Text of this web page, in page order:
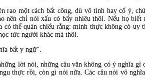
một cách bất công, dù vô tình hay cố ý,
nên chỉ nói xấu có bấy nhiêu thôi. Nếu họ
thể quán chiếu rằng: mình thực không có
tức người khác mà thôi.
bất y ngữ".
lời nói, những câu văn không có ý nghĩa
thực rồi, còn gì nói nữa. Các câu nói vô